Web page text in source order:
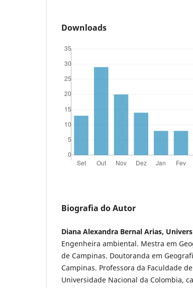
Downloads
Biografia do Autor
Diana Alexandra Bernal Arias,
Engenheira ambiental. Mestra em
de Campinas. Doutoranda em
Campinas. Professora da Faculdade
Universidade Nacional da Colombia,